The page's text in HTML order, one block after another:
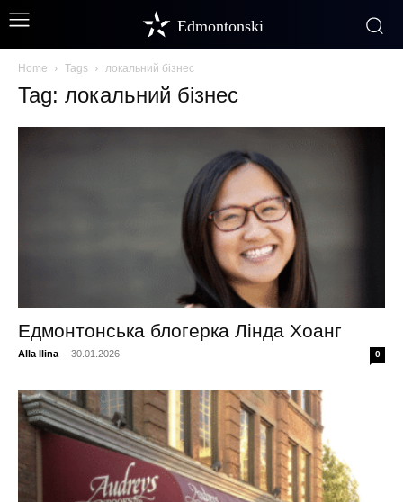
Edmontonski
Home Tags локальний бізнес
Tag: локальний бізнес
Едмонтонська блогерка Лінда Хоанг
Alla Ilina - 30.01.2026 0